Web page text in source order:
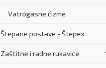
Vatrogasne čizme
Štepane postave - Štepex
Zaštitne i radne rukavice